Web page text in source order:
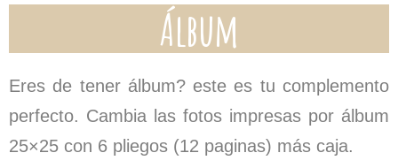
Álbum
Eres de tener álbum? este es tu complemento
perfecto. Cambia las fotos impresas por álbum
25×25 con 6 pliegos (12 paginas) más caja.